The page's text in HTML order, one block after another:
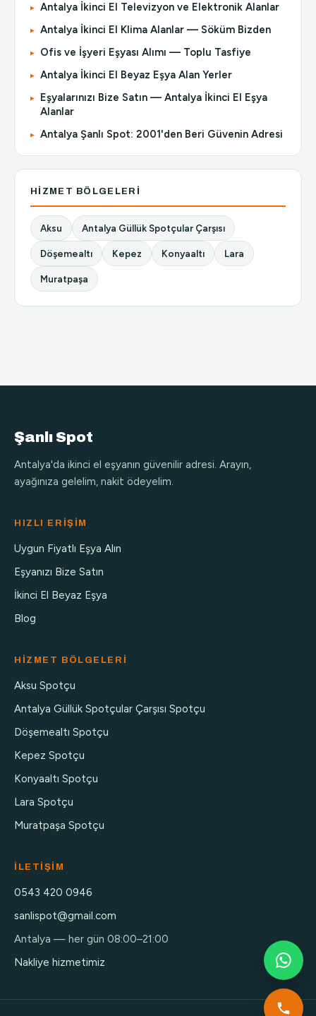
Antalya İkinci El Televizyon ve Elektronik Alanlar
Antalya İkinci El Klima Alanlar — Söküm Bizden
Ofis ve İşyeri Eşyası Alımı — Toplu Tasfiye
Antalya İkinci El Beyaz Eşya Alan Yerler
Eşyalarınızı Bize Satın — Antalya İkinci El Eşya
Alanlar
Antalya Şanlı Spot: 2001'den Beri Güvenin Adresi
HIZMET BÖLGELERI
Aksu Antalya Güllük Spotçular Çarşısı
Döşemealtı Kepez Konyaaltı Lara
Muratpaşa
Şanlı Spot
Antalya'da ikinci el eşyanın güvenilir adresi. Arayın,
ayağınıza gelelim, nakit ödeyelim.
HIZLI ERIŞIM
Uygun Fiyatlı Eşya Alın
Eşyanızı Bize Satın
İkinci El Beyaz Eşya
Blog
HIZMET BÖLGELERI
Aksu Spotçu
Antalya Güllük Spotçular Çarşısı Spotçu
Döşemealtı Spotçu
Kepez Spotçu
Konyaaltı Spotçu
Lara Spotçu
Muratpaşa Spotçu
İLETIŞIM
0543 420 0946
sanlispot@gmail.com
Antalya — her gün 08:00–21:00
Nakliye hizmetimiz